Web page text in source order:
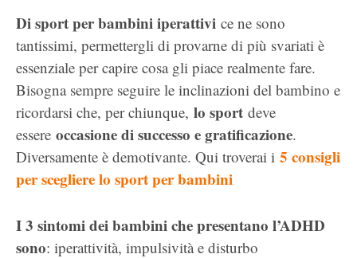
Di sport per bambini iperattivi ce ne sono
tantissimi, permettergli di provarne di più svariati è
essenziale per capire cosa gli piace realmente fare.
Bisogna sempre seguire le inclinazioni del bambino e
ricordarsi che, per chiunque, lo sport deve
essere occasione di successo e gratificazione.
Diversamente è demotivante. Qui troverai i 5 consigli
per scegliere lo sport per bambini
I 3 sintomi dei bambini che presentano l’ADHD
sono: iperattività, impulsività e disturbo